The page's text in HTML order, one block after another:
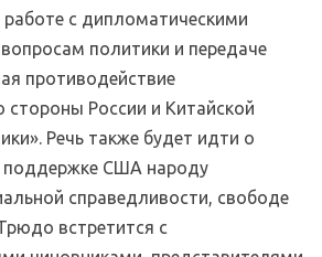
с дипломатическими
политики и передаче
противодействие
России и Китайской
Речь также будет идти о
США народу
справедливости, свободе
встретится с